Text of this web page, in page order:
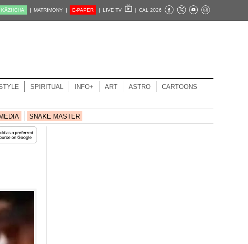
KĀZHCHA | MATRIMONY | E-PAPER | LIVE TV | CAL 2026
SPIRITUAL INFO+ ART ASTRO CARTOONS
SNAKE MASTER